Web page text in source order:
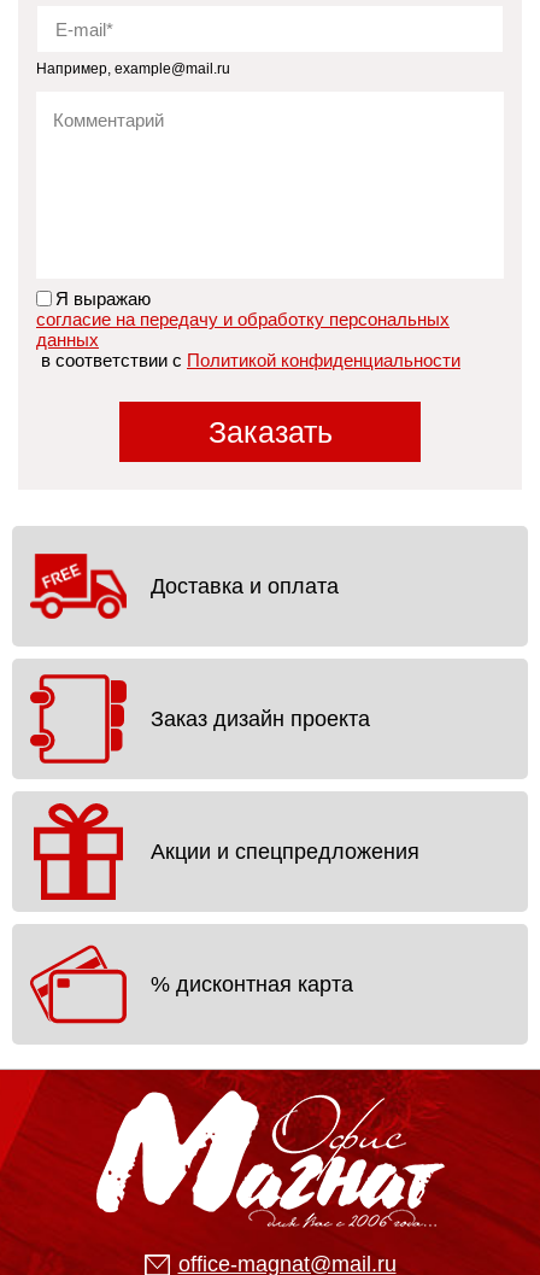
Например, example@mail.ru
Я выражаю
согласие на передачу и обработку персональных
данных
в соответствии с Политикой конфиденциальности
Заказать
Доставка и оплата
Заказ дизайн проекта
Акции и спецпредложения
% дисконтная карта
office-magnat@mail.ru